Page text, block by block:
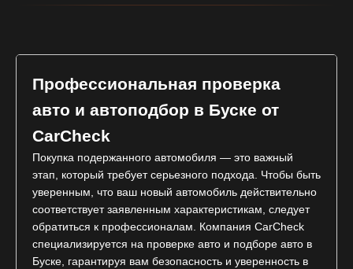
Профессиональная проверка
авто и автоподбор в Буске от
CarCheck
Покупка подержанного автомобиля — это важный
этап, который требует серьезного подхода. Чтобы быть
уверенным, что ваш новый автомобиль действительно
соответствует заявленным характеристикам, следует
обратиться к профессионалам. Компания CarCheck
специализируется на проверке авто и подборе авто в
Буске, гарантируя вам безопасность и уверенность в